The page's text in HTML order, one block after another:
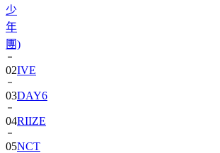
少
年
團)
02IVE
03DAY6
04RIIZE
05NCT